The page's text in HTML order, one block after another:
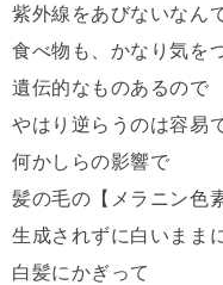
紫外線をあびないなん
食べ物も、かなり気を
遺伝的なものあるので
やはり逆らうのは容易
何かしらの影響で
髪の毛の【メラニン色
生成されずに白いまま
白髪にかぎって